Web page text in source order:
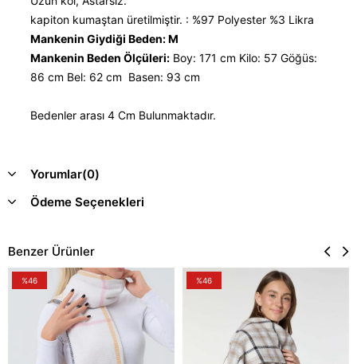
kapiton kumaştan üretilmiştir. : %97 Polyester %3 Likra
Mankenin Giydiği Beden: M
Mankenin Beden Ölçüleri: Boy: 171 cm Kilo: 57 Göğüs:
86 cm Bel: 62 cm Basen: 93 cm
Bedenler arası 4 Cm Bulunmaktadır.
Yorumlar(0)
Ödeme Seçenekleri
Benzer Ürünler
%46 %46